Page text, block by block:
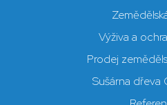
Výživa a
Prodej
Sušárna dřeva